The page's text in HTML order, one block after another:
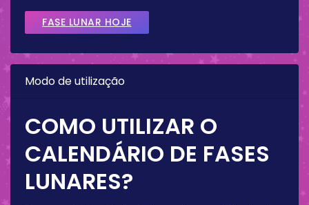
FASE LUNAR HOJE
Modo de utilização
COMO UTILIZAR O
CALENDÁRIO DE FASES
LUNARES?